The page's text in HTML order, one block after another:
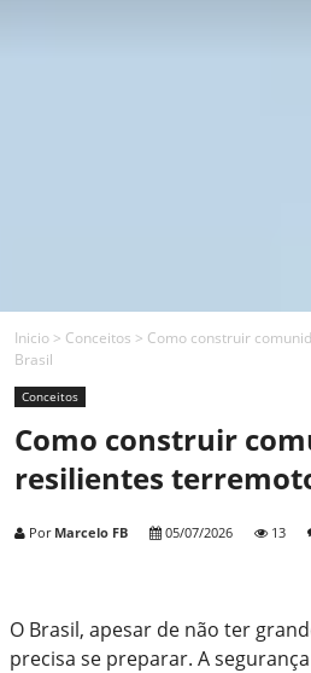
Inicio > Conceitos > Como construir
Brasil
Conceitos
Como construir
resilientes
Por Marcelo FB 05/07/2026 13
O Brasil, apesar de não ter
precisa se preparar. A